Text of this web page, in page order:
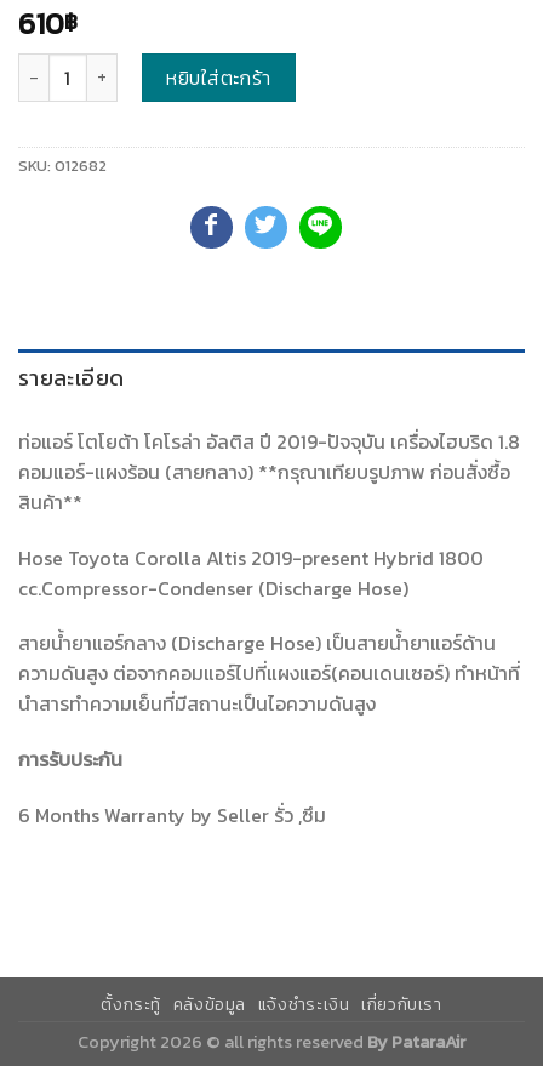
610฿
หยิบใส่ตะกร้า
SKU: 012682
รายละเอียด
ท่อแอร์ โตโยต้า โคโรล่า อัลติส ปี 2019-ปัจจุบัน เครื่องไฮบริด 1.8
คอมแอร์-แผงร้อน (สายกลาง) **กรุณาเทียบรูปภาพ ก่อนสั่งซื้อ
สินค้า**
Hose Toyota Corolla Altis 2019-present Hybrid 1800
cc.Compressor-Condenser (Discharge Hose)
สายน้ำยาแอร์กลาง (Discharge Hose) เป็นสายน้ำยาแอร์ด้าน
ความดันสูง ต่อจากคอมแอร์ไปที่แผงแอร์(คอนเดนเซอร์) ทำหน้าที่
นำสารทำความเย็นที่มีสถานะเป็นไอความดันสูง
การรับประกัน
6 Months Warranty by Seller รั่ว ,ซึม
ตั้งกระทู้ คลังข้อมูล แจ้งชำระเงิน เกี่ยวกับเรา
Copyright 2026 © all rights reserved By PataraAir